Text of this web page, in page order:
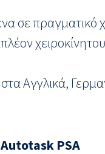
σε πραγματικό
Αγγλικά,
Autotask PSA